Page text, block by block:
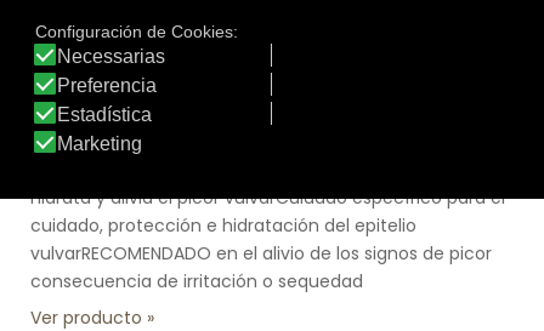
Tamaño:30 gr.
Marca:Isdin
Línea:Isdin Woman
WOMAN ISDIN HIDRATANTE VULVAR
Hidrata y alivia el picor vulvarCuidado específico para el
cuidado, protección e hidratación del epitelio
vulvarRECOMENDADO en el alivio de los signos de picor
consecuencia de irritación o sequedad
Ver producto